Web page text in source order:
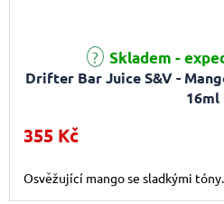
Drifter Bar Juice S&V -
16ml
Skladem -
355 Kč
Osvěžující mango se sladkými tóny.